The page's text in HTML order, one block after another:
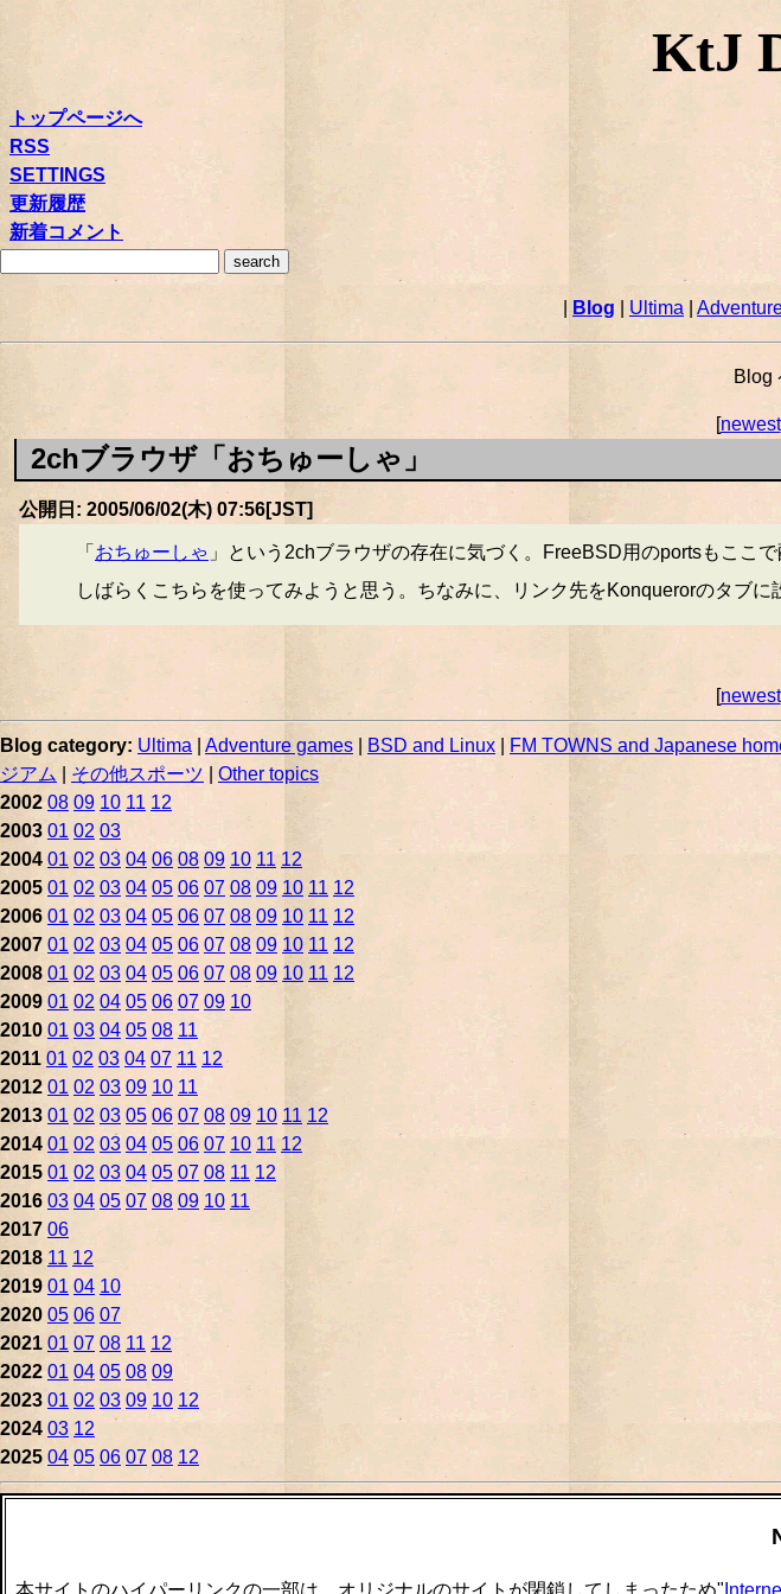
KtJ
トップページへ
RSS
SETTINGS
更新履歴
新着コメント
Blog Ultima
Blog
[newest
2chブラウザ「おちゅーしゃ」
公開日: 2005/06/02(木) 07:56[JST]
「 おちゅーしゃ 」という2chブラウザの存在に気づく。FreeBSD用のportsもここ
しばらくこちらを使ってみようと思う。ちなみに、リンク先をKonquerorのタブ
[newest
Blog category: Ultima Adventure games BSD and Linux FM TOWNS and Japanese
ジアム
その他スポーツ
Other topics
2002 08 09 10 11 12
2003 01 02 03
2004 01 02 03 04 06 08 09 10 11 12
2005 01 02 03 04 05 06 07 08 09 10 11 12
2006 01 02 03 04 05 06 07 08 09 10 11 12
2007 01 02 03 04 05 06 07 08 09 10 11 12
2008 01 02 03 04 05 06 07 08 09 10 11 12
2009 01 02 04 05 06 07 09 10
2010 01 03 04 05 08 11
2011 01 02 03 04 07 11 12
2012 01 02 03 09 10 11
2013 01 02 03 05 06 07 08 09 10 11 12
2014 01 02 03 04 05 06 07 10 11 12
2015 01 02 03 04 05 07 08 11 12
2016 03 04 05 07 08 09 10 11
2017 06
2018 11 12
2019 01 04 10
2020 05 06 07
2021 01 07 08 11 12
2022 01 04 05 08 09
2023 01 02 03 09 10 12
2024 03 12
2025 04 05 06 07 08 12